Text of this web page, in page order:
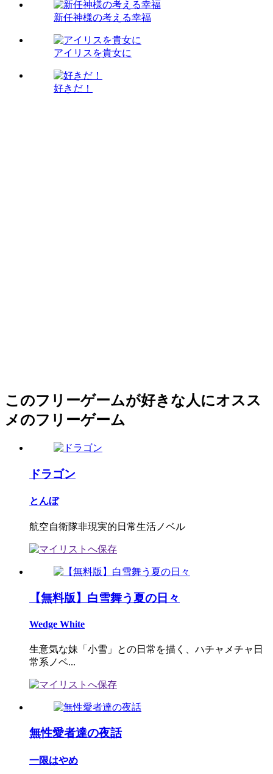
新任神様の考える幸福
アイリスを貴女に
好きだ！
このフリーゲームが好きな人にオスス
メのフリーゲーム
ドラゴン
とんぼ
航空自衛隊非現実的日常生活ノベル
【無料版】白雪舞う夏の日々
Wedge White
生意気な妹「小雪」との日常を描く、ハチャメチャ日
常系ノベ...
無性愛者達の夜話
一限はやめ